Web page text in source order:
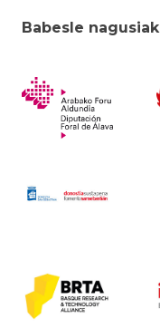
Babesle nagusiak